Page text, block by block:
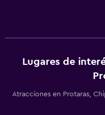
Restaurante
Lugares de
Atracciones en Protaras,